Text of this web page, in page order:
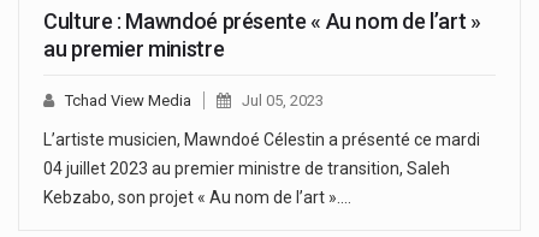
Culture : Mawndoé présente « Au nom de l’art »
au premier ministre
Tchad View Media Jul 05, 2023
L’artiste musicien, Mawndoé Célestin a présenté ce mardi
04 juillet 2023 au premier ministre de transition, Saleh
Kebzabo, son projet « Au nom de l’art ».…